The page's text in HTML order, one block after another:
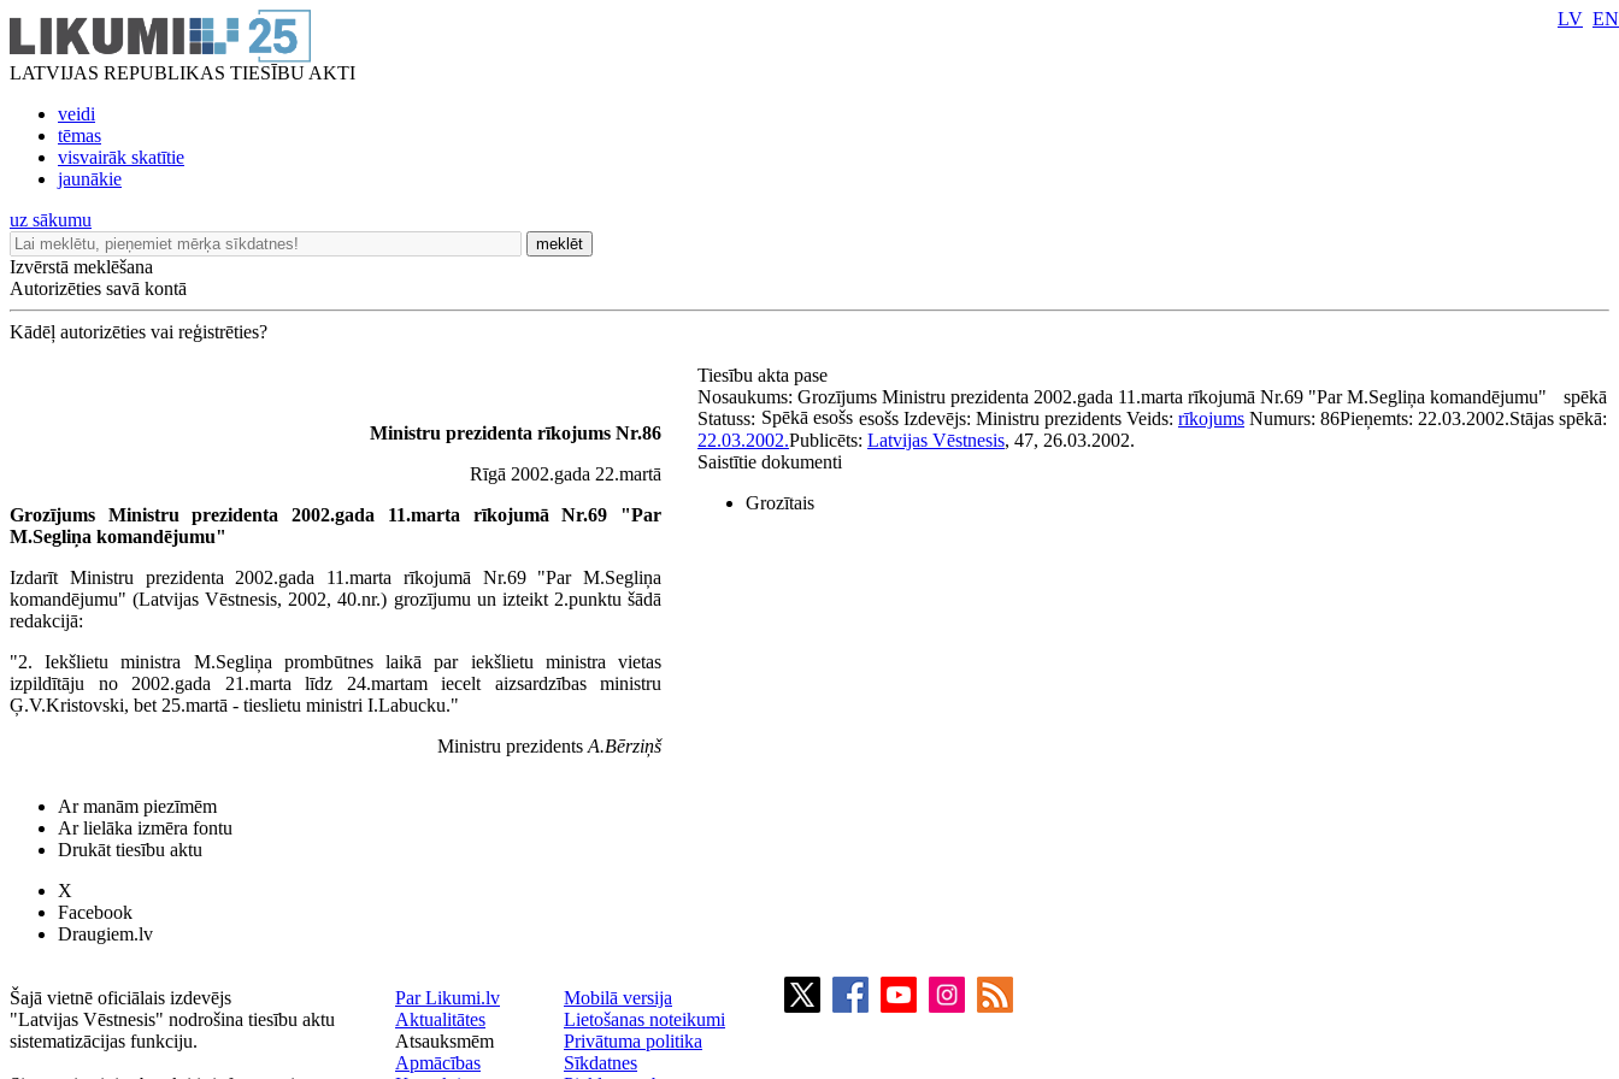
LATVIJAS REPUBLIKAS TIESĪBU AKTI
veidi
tēmas
visvairāk skatītie
jaunākie
LV EN
uz sākumu
meklēt
Izvērstā meklēšana
Autorizēties savā kontā
Kādēļ autorizēties vai reģistrēties?
Ministru prezidenta rīkojums Nr.86
Rīgā 2002.gada 22.martā
Grozījums Ministru prezidenta 2002.gada 11.marta rīkojumā Nr.69 "Par
M.Segliņa komandējumu"
Izdarīt Ministru prezidenta 2002.gada 11.marta rīkojumā Nr.69 "Par M.Segliņa
komandējumu" (Latvijas Vēstnesis, 2002, 40.nr.) grozījumu un izteikt 2.punktu šādā
redakcijā:
"2. Iekšlietu ministra M.Segliņa prombūtnes laikā par iekšlietu ministra vietas
izpildītāju no 2002.gada 21.marta līdz 24.martam iecelt aizsardzības ministru
Ģ.V.Kristovski, bet 25.martā - tieslietu ministri I.Labucku."
Ministru prezidents A.Bērziņš
Tiesību akta pase
Nosaukums: Grozījums Ministru prezidenta 2002.gada 11.marta rīkojumā Nr.69 "Par M.Segliņa komandējumu"
Statuss: Spēkā esošs
spēkā
esošs Izdevējs: Ministru prezidents Veids: rīkojums Numurs: 86Pieņemts: 22.03.2002.Stājas spēkā:
22.03.2002.Publicēts: Latvijas Vēstnesis, 47, 26.03.2002.
Saistītie dokumenti
Grozītais
Ar manām piezīmēm
Ar lielāka izmēra fontu
Drukāt tiesību aktu
X
Facebook
Draugiem.lv
Šajā vietnē oficiālais izdevējs
"Latvijas Vēstnesis" nodrošina tiesību aktu
sistematizācijas funkciju.
Par Likumi.lv
Aktualitātes
Atsauksmēm
Apmācības
Mobilā versija
Lietošanas noteikumi
Privātuma politika
Sīkdatnes